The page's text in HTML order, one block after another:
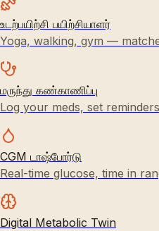
உடற்பயிற்சி பயிற்சியாளர்
Yoga, walking, gym —
மருந்து கண்காணிப்பு
Log your meds, set
CGM டாஷ்போர்டு
Real-time glucose, time in
Digital Metabolic Twin